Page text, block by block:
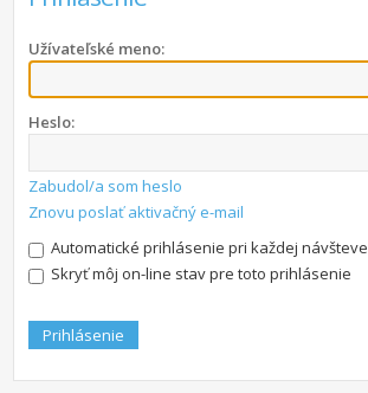
Užívateľské meno:
Heslo:
Zabudol/a som heslo
Znovu poslať aktivačný e-mail
Automatické prihlásenie pri každej návšteve
Skryť môj on-line stav pre toto prihlásenie